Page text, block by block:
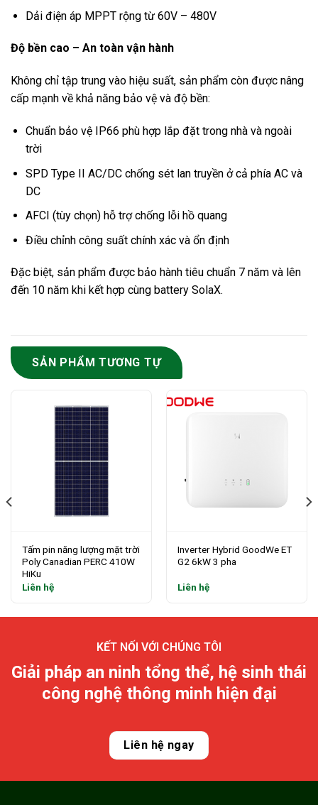
Dải điện áp MPPT rộng từ 60V – 480V
Độ bền cao – An toàn vận hành
Không chỉ tập trung vào hiệu suất, sản phẩm còn được nâng
cấp mạnh về khả năng bảo vệ và độ bền:
Chuẩn bảo vệ IP66 phù hợp lắp đặt trong nhà và ngoài
trời
SPD Type II AC/DC chống sét lan truyền ở cả phía AC và
DC
AFCI (tùy chọn) hỗ trợ chống lỗi hồ quang
Điều chỉnh công suất chính xác và ổn định
Đặc biệt, sản phẩm được bảo hành tiêu chuẩn 7 năm và lên
đến 10 năm khi kết hợp cùng battery SolaX.
SẢN PHẨM TƯƠNG TỰ
Tấm pin năng lượng mặt trời
Poly Canadian PERC 410W
HiKu
Liên hệ
Inverter Hybrid GoodWe ET
G2 6kW 3 pha
Liên hệ
KẾT NỐI VỚI CHÚNG TÔI
Giải pháp an ninh tổng thể, hệ sinh thái
công nghệ thông minh hiện đại
Liên hệ ngay